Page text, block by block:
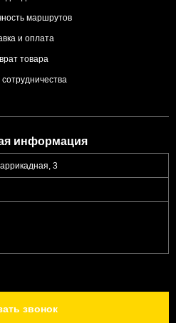
маршрутов
и оплата
товара
информация
3
звонок